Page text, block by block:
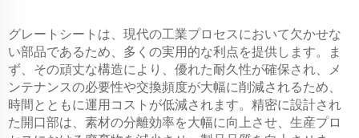
グレートシートは、現代の工業プロセスにおいて欠かせな
い部品であるため、多くの実用的な利点を提供します。ま
ず、その頑丈な構造により、優れた耐久性が確保され、メ
ンテナンスの必要性や交換頻度が大幅に削減されるため、
時間とともに運用コストが低減されます。精密に設計され
た開口部は、素材の分離効率を大幅に向上させ、生産プロ